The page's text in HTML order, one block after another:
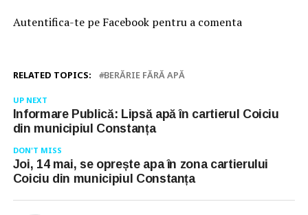
Autentifica-te pe Facebook pentru a comenta
RELATED TOPICS: BERĂRIE FĂRĂ APĂ
UP NEXT
Informare Publică: Lipsă apă în cartierul Coiciu
din municipiul Constanța
DON'T MISS
Joi, 14 mai, se oprește apa în zona cartierului
Coiciu din municipiul Constanța